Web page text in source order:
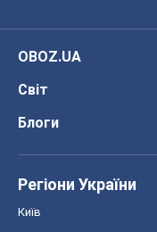
OBOZ.UA
Світ
Блоги
Регіони України
Київ